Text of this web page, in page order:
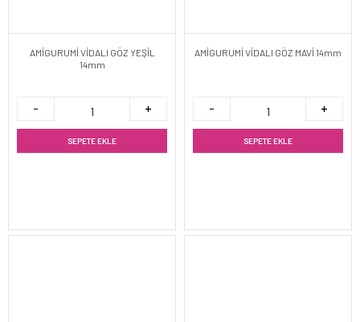
AMİGURUMİ VİDALI GÖZ YEŞİL
14mm
SEPETE EKLE
AMİGURUMİ VİDALI GÖZ MAVİ 14mm
SEPETE EKLE